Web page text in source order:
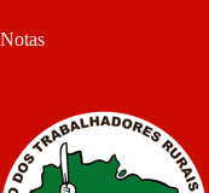
Notas